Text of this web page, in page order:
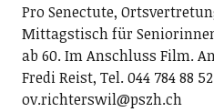
Pro Senectute,
Mittagstisch für
ab 60. Im Anschluss Film.
Fredi Reist, Tel. 044 784 88
ov.richterswil@pszh.ch